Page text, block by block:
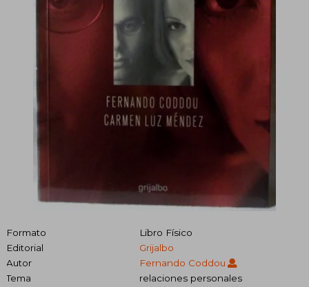
Formato
Libro Físico
Editorial
Grijalbo
Autor
Fernando Coddou
Tema
relaciones personales